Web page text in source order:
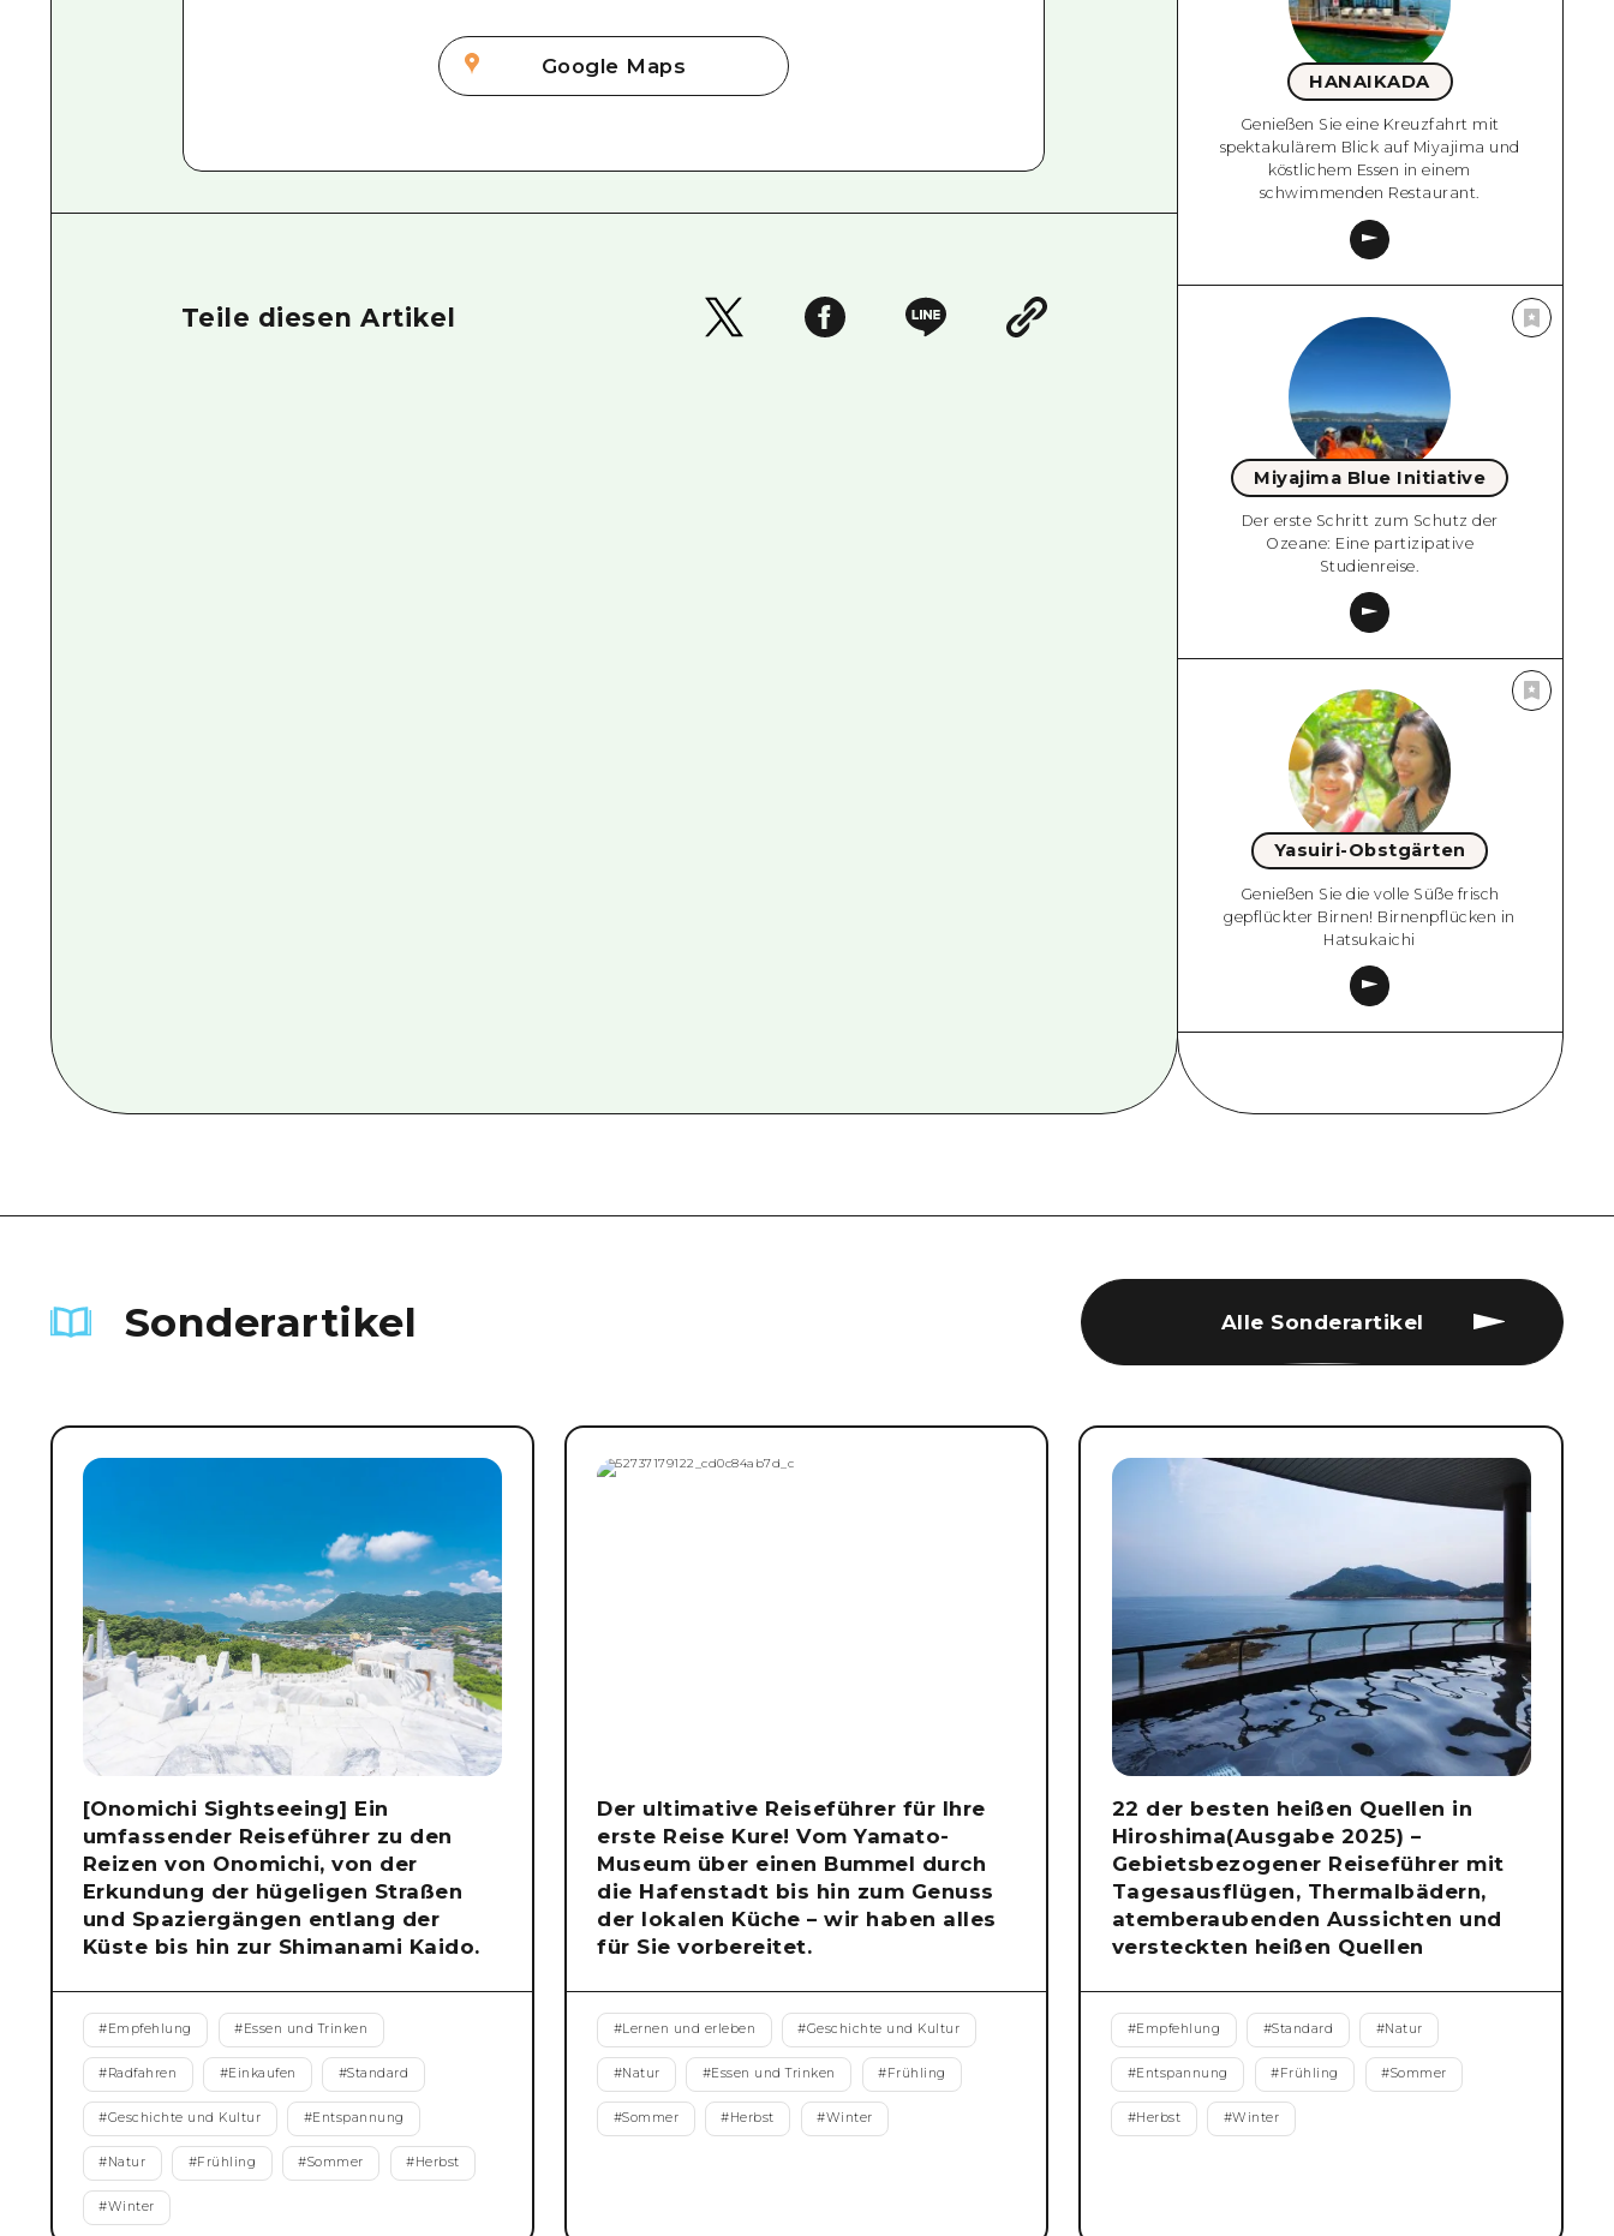
Google Maps
Teile diesen Artikel
HANAIKADA
Genießen Sie eine Kreuzfahrt mit
spektakulärem Blick auf Miyajima und
köstlichem Essen in einem
schwimmenden Restaurant.
Miyajima Blue Initiative
Der erste Schritt zum Schutz der
Ozeane: Eine partizipative
Studienreise.
Yasuiri-Obstgärten
Genießen Sie die volle Süße frisch
gepflückter Birnen! Birnenpflücken in
Hatsukaichi
Sonderartikel Alle Sonderartikel
[Onomichi Sightseeing] Ein
umfassender Reiseführer zu den
Reizen von Onomichi, von der
Erkundung der hügeligen Straßen
und Spaziergängen entlang der
Küste bis hin zur Shimanami Kaido.
#Empfehlung #Essen und Trinken
#Radfahren #Einkaufen #Standard
#Geschichte und Kultur #Entspannung
#Natur #Frühling #Sommer #Herbst
#Winter
Der ultimative Reiseführer für Ihre
erste Reise Kure! Vom Yamato-
Museum über einen Bummel durch
die Hafenstadt bis hin zum Genuss
der lokalen Küche – wir haben alles
für Sie vorbereitet.
#Lernen und erleben #Geschichte und Kultur
#Natur #Essen und Trinken #Frühling
#Sommer #Herbst #Winter
22 der besten heißen Quellen in
Hiroshima(Ausgabe 2025) –
Gebietsbezogener Reiseführer mit
Tagesausflügen, Thermalbädern,
atemberaubenden Aussichten und
versteckten heißen Quellen
#Empfehlung #Standard #Natur
#Entspannung #Frühling #Sommer
#Herbst #Winter